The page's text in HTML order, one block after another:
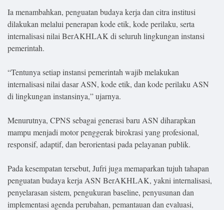
Ia menambahkan, penguatan budaya kerja dan citra institusi
dilakukan melalui penerapan kode etik, kode perilaku, serta
internalisasi nilai BerAKHLAK di seluruh lingkungan instansi
pemerintah.
“Tentunya setiap instansi pemerintah wajib melakukan
internalisasi nilai dasar ASN, kode etik, dan kode perilaku ASN
di lingkungan instansinya,” ujarnya.
Menurutnya, CPNS sebagai generasi baru ASN diharapkan
mampu menjadi motor penggerak birokrasi yang profesional,
responsif, adaptif, dan berorientasi pada pelayanan publik.
Pada kesempatan tersebut, Jufri juga memaparkan tujuh tahapan
penguatan budaya kerja ASN BerAKHLAK, yakni internalisasi,
penyelarasan sistem, pengukuran baseline, penyusunan dan
implementasi agenda perubahan, pemantauan dan evaluasi,